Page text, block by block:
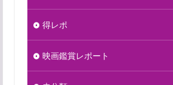
得レポ
映画鑑賞レポート